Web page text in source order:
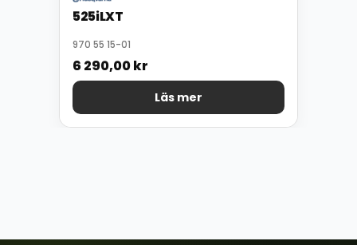
525iLXT
970 55 15-01
6 290,00kr
Läs mer